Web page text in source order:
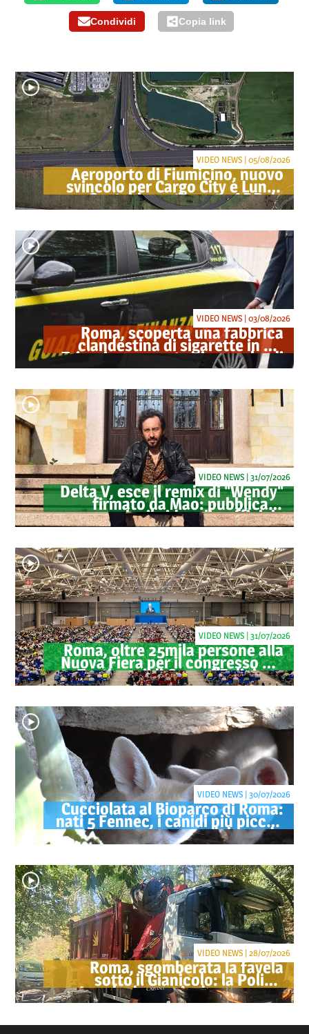
Condividi Copia link
Aeroporto di Fiumicino, nuovo
svincolo per Cargo City e Lunga
Sosta: investimento ADR da
oltre 40 milioni
VIDEO NEWS | 05/08/2026
Roma, scoperta una fabbrica
clandestina di sigarette in via
Trigoria: sequestrati 1.350 kg di
tabacco
VIDEO NEWS | 03/08/2026
Delta V, esce il remix di "Wendy"
firmato da Mao: pubblicato
anche il videoclip ufficiale
VIDEO NEWS | 31/07/2026
Roma, oltre 25mila persone alla
Nuova Fiera per il congresso dei
Testimoni di Geova "Felici per
sempre"
VIDEO NEWS | 31/07/2026
Cucciolata al Bioparco di Roma:
nati 5 Fennec, i canidi più piccoli
del mondo
VIDEO NEWS | 30/07/2026
Roma, sgomberata la favela
sotto il Gianicolo: la Polizia
Locale denuncia due persone
VIDEO NEWS | 28/07/2026